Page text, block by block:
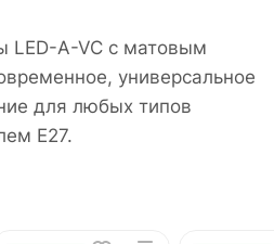
LED-A-VC с матовым
универсальное
для любых типов
Е27.